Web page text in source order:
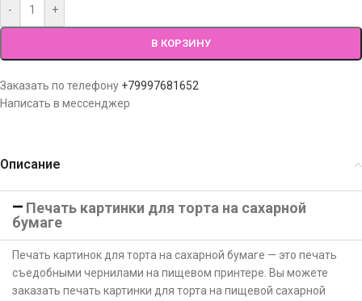
- +
В КОРЗИНУ
Заказать по телефону +79997681652
Написать в мессенджер
Описание
Печать картинки для торта на сахарной
бумаге
Печать картинок для торта на сахарной бумаге — это печать
съедобными чернилами на пищевом принтере. Вы можете
заказать печать картинки для торта на пищевой сахарной